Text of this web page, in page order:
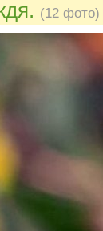
(12 фото)